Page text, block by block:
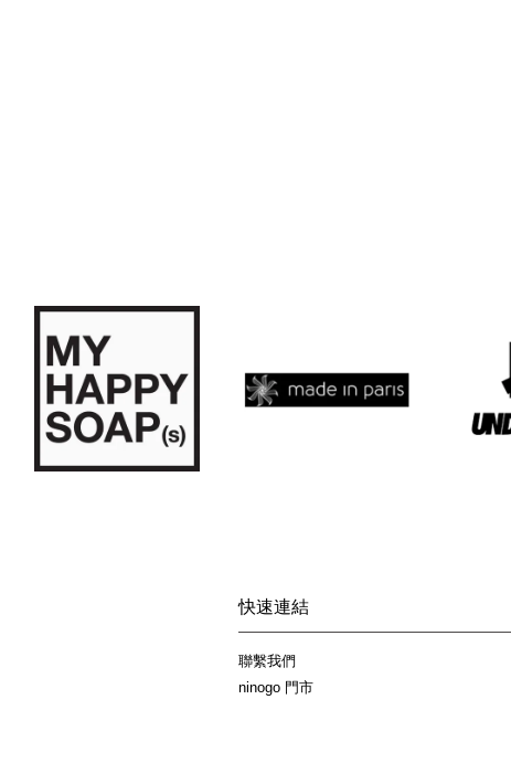
快速連結
聯繫我們
ninogo 門市